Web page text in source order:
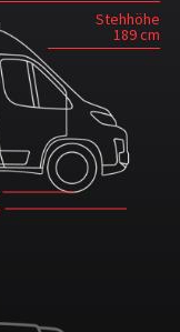
Stehhöhe
189 cm